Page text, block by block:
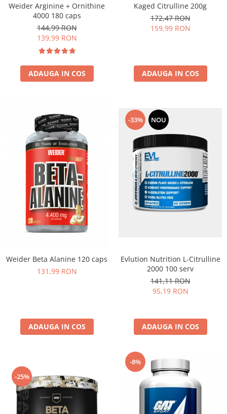
Weider Arginine + Ornithine
4000 180 caps
144,99 RON
139,99 RON
ADAUGA IN COS
Kaged Citrulline 200g
172,47 RON
159,99 RON
ADAUGA IN COS
Weider Beta Alanine 120 caps
131,99 RON
ADAUGA IN COS
-33% NOU
Evlution Nutrition L-Citrulline
2000 100 serv
141,11 RON
95,19 RON
ADAUGA IN COS
-25%
-8%